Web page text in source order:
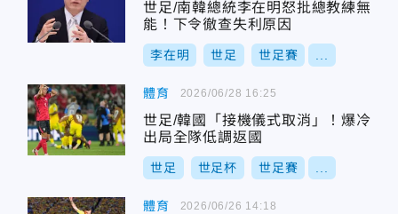
世足/南韓總統李在明怒批總教練無
能！下令徹查失利原因
李在明 世足 世足賽
體育
世足/韓國「接機儀式取消」！爆冷
出局全隊低調返國
世足 世足杯 世足賽
2026/06/28 16:25
體育 2026/06/26 14:18